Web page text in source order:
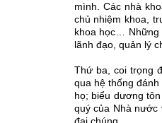
mình. Các nhà
chủ nhiệm khoa,
khoa học… Những
lãnh đạo, quản lý
Thứ ba, coi trọng
qua hệ thống
họ; biểu dương
quý của Nhà